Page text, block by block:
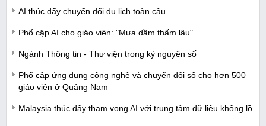
AI thúc đẩy chuyển đổi du lịch toàn cầu
Phổ cập AI cho giáo viên: "Mưa dầm thấm lâu"
Ngành Thông tin - Thư viện trong kỷ nguyên số
Phổ cập ứng dụng công nghệ và chuyển đổi số cho hơn 500
giáo viên ở Quảng Nam
Malaysia thúc đẩy tham vọng AI với trung tâm dữ liệu khổng lồ